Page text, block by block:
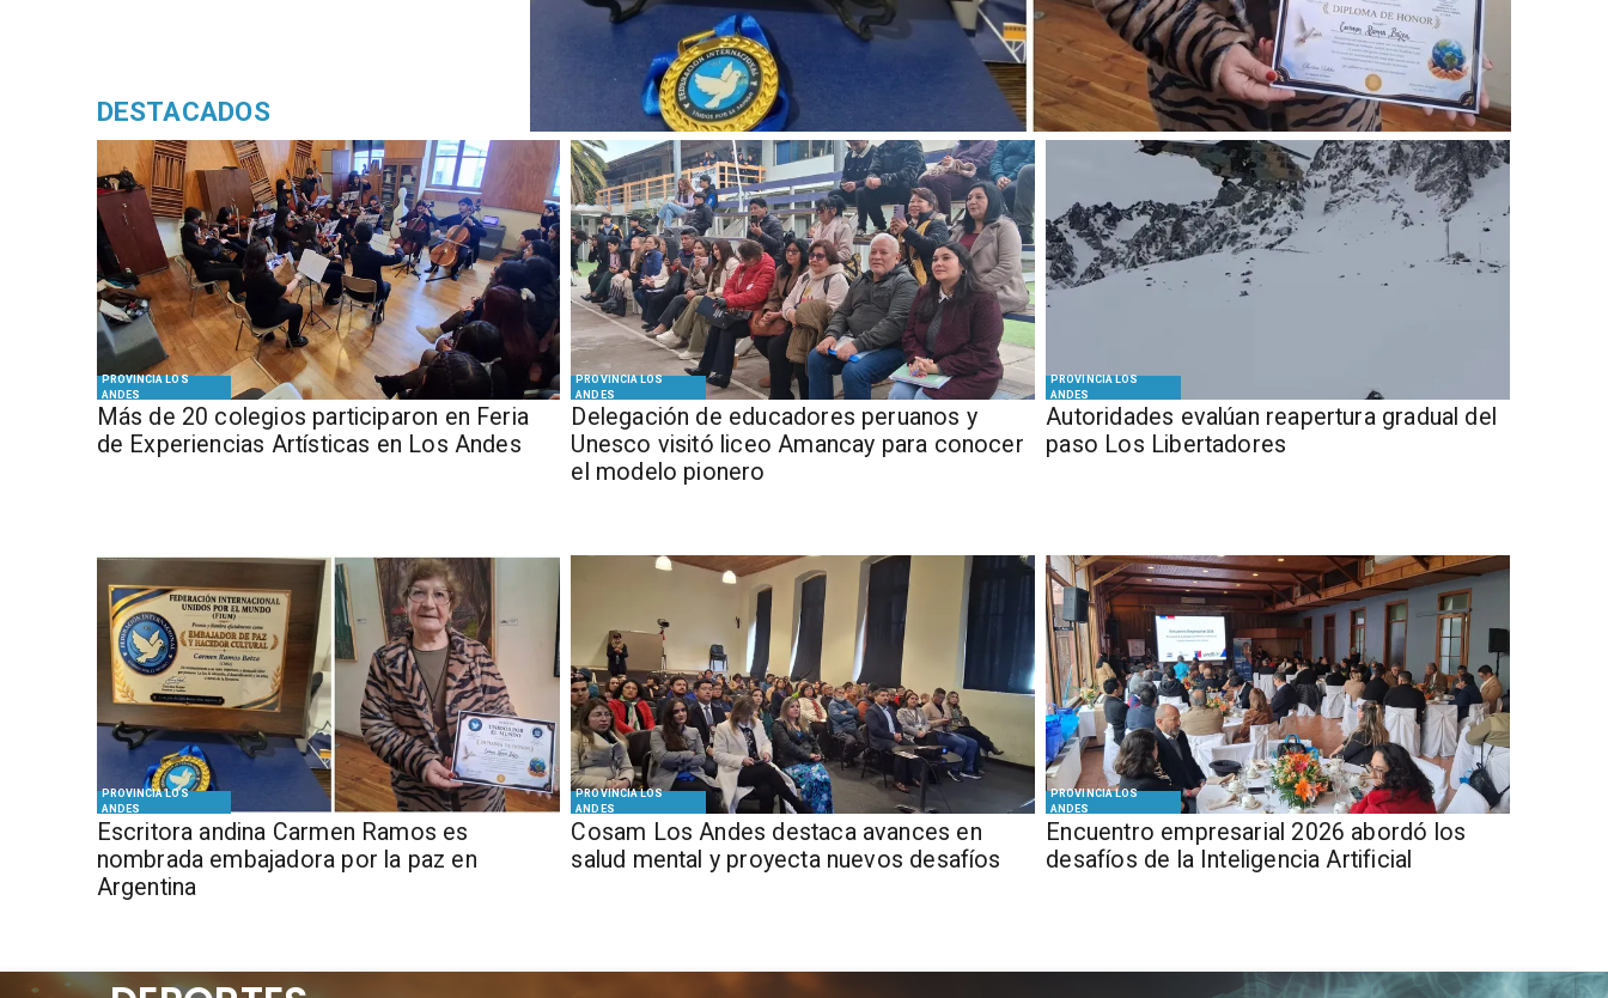
PROVINCIA LOS
ANDES
Más de 20 colegios participaron en Feria
de Experiencias Artísticas en Los Andes
PROVINCIA LOS
ANDES
Delegación de educadores peruanos y
Unesco visitó liceo Amancay para conocer
el modelo pionero
PROVINCIA LOS
ANDES
​​Autoridades evalúan reapertura gradual del
paso Los Libertadores
PROVINCIA LOS
ANDES
Escritora andina Carmen Ramos es
nombrada embajadora por la paz en
Argentina
PROVINCIA LOS
ANDES
Cosam Los Andes destaca avances en
salud mental y proyecta nuevos desafíos
PROVINCIA LOS
ANDES
Encuentro empresarial 2026 abordó los
desafíos de la Inteligencia Artificial
DESTACADOS